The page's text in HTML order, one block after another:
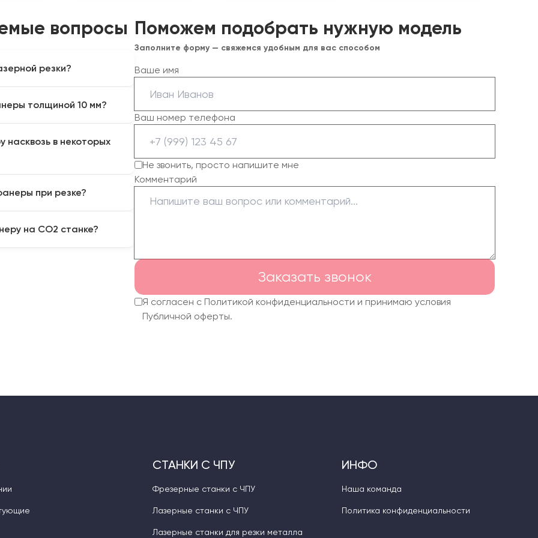
вопросы
резки?
и дает красивый
на кромке и выделяя
толщиной 10 мм?
100-130 Вт
можно, но скорость
насквозь в некоторых
влажности, энергии
при резке?
в соты). Также помогает
на CO2 станке?
Поможем подобрать нужную модель
Заполните форму — свяжемся удобным для вас способом
Ваше имя
Ваш номер телефона
Не звонить, просто напишите мне
Комментарий
Заказать звонок
Я согласен с Политикой конфиденциальности и принимаю условия
Публичной оферты.
СТАНКИ С ЧПУ
Фрезерные станки с ЧПУ
Лазерные станки с ЧПУ
Лазерные станки для резки металла
ИНФО
Наша команда
Политика конфиденциальности